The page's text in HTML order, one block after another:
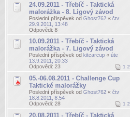
24.09.2011 - Třebíč - Taktická
malorážka - 8. Ligový závod
Poslední příspěvek od Ghost762 « čtv
29.9.2011, 13:48
Odpovědi: 8
10.09.2011 - Třebíč - Taktická
malorážka - 7. Ligový závod
Poslední příspěvek od kitcarcup « úte
13.9.2011, 20:33
Odpovědi: 23 1 2
05.-06.08.2011 - Challenge Cup
Taktické malorážky
Poslední příspěvek od Ghost762 « čtv
18.8.2011, 8:54
Odpovědi: 28 1 2
20.08.2011 - Třebíč - Taktická